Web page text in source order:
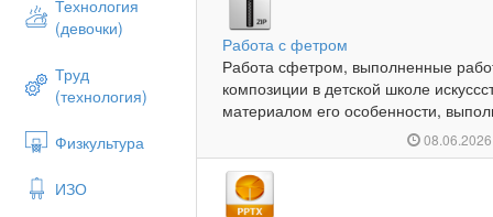
Технология
(девочки)
Труд
(технология)
Физкультура
ИЗО
Работа с фетром
Работа сфетром, выполненные
композиции в детской школе
материалом его особенности,